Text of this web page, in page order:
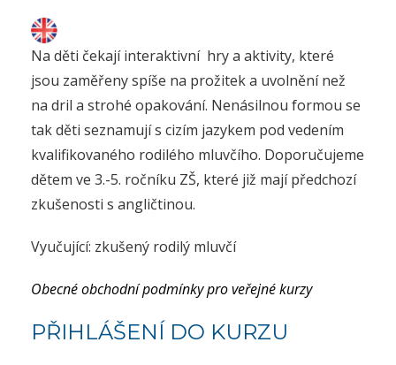
Na děti čekají interaktivní hry a aktivity, které
jsou zaměřeny spíše na prožitek a uvolnění než
na dril a strohé opakování. Nenásilnou formou se
tak děti seznamují s cizím jazykem pod vedením
kvalifikovaného rodilého mluvčího. Doporučujeme
dětem ve 3.-5. ročníku ZŠ, které již mají předchozí
zkušenosti s angličtinou.
Vyučující: zkušený rodilý mluvčí
Obecné obchodní podmínky pro veřejné kurzy
PŘIHLÁŠENÍ DO KURZU